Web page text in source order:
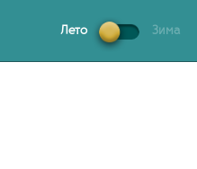
Лето Зима